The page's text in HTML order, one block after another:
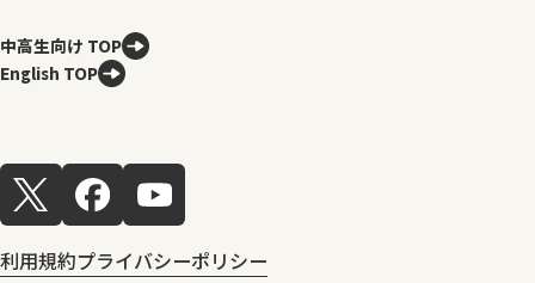
中高生向け TOP
English TOP
利用規約プライバシーポリシー